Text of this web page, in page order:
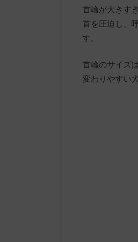
首輪が大きす
首を圧迫し、
す。
首輪のサイズ
変わりやすい